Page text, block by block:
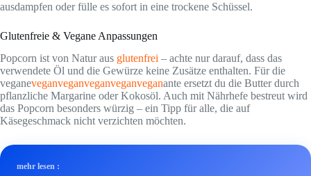
ausdampfen oder fülle es sofort in eine trockene Schüssel.
Glutenfreie & Vegane Anpassungen
Popcorn ist von Natur aus glutenfrei – achte nur darauf, dass das
verwendete Öl und die Gewürze keine Zusätze enthalten. Für die
veganeveganveganveganveganveganante ersetzt du die Butter durch
pflanzliche Margarine oder Kokosöl. Auch mit Nährhefe bestreut wird
das Popcorn besonders würzig – ein Tipp für alle, die auf
Käsegeschmack nicht verzichten möchten.
mehr lesen :